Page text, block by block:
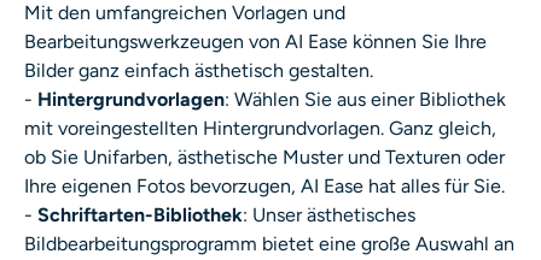
Mit den umfangreichen Vorlagen und
Bearbeitungswerkzeugen von AI Ease können Sie Ihre
Bilder ganz einfach ästhetisch gestalten.
- Hintergrundvorlagen: Wählen Sie aus einer Bibliothek
mit voreingestellten Hintergrundvorlagen. Ganz gleich,
ob Sie Unifarben, ästhetische Muster und Texturen oder
Ihre eigenen Fotos bevorzugen, AI Ease hat alles für Sie.
- Schriftarten-Bibliothek: Unser ästhetisches
Bildbearbeitungsprogramm bietet eine große Auswahl an